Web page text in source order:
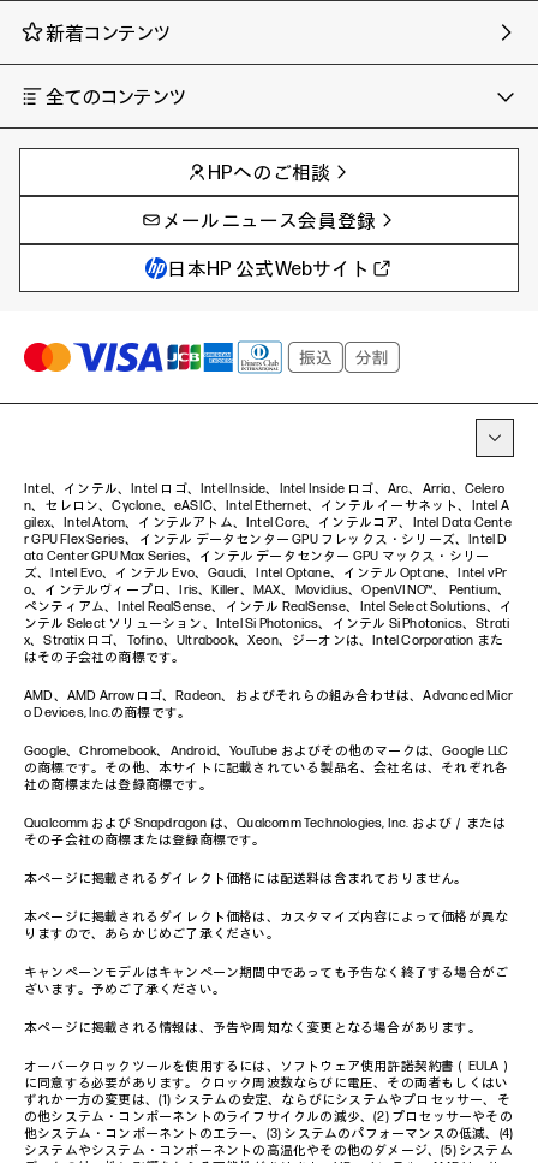
新着コンテンツ
全てのコンテンツ
AIの進化と活用事例
製品トレンド & レビュー
サイバーセキュリティ
教育とテクノロジー
ハイブリッドワーク
プリンター
事例
イベントレポート
AI PC
AIワークステーション
Poly
WXP（DEXツール）
タグ一覧
HPへのご相談
メールニュース会員登録
日本HP 公式Webサイト
Intel、インテル、Intel ロゴ、Intel Inside、Intel Inside ロゴ、Arc、Arria、Celero
n、セレロン、Cyclone、eASIC、Intel Ethernet、インテル イーサネット、Intel A
gilex、Intel Atom、インテルアトム、Intel Core、インテルコア、Intel Data Cente
r GPU Flex Series、インテル データセンター GPU フレックス・シリーズ、Intel D
ata Center GPU Max Series、インテル データセンター GPU マックス・シリー
ズ、Intel Evo、インテル Evo、Gaudi、Intel Optane、インテル Optane、Intel vPr
o、インテルヴィープロ、Iris、Killer、MAX、Movidius、OpenVINO™、 Pentium、
ペンティアム、Intel RealSense、インテル RealSense、Intel Select Solutions、イ
ンテル Select ソリューション、Intel Si Photonics、インテル Si Photonics、Strati
x、Stratix ロゴ、Tofino、Ultrabook、Xeon、ジーオンは、Intel Corporation また
はその子会社の商標です。
AMD、AMD Arrowロゴ、Radeon、およびそれらの組み合わせは、Advanced Micr
o Devices, Inc.の商標です。
Google、Chromebook、Android、YouTube およびその他のマークは、Google LLC
の商標です。その他、本サイトに記載されている製品名、会社名は、それぞれ各
社の商標または登録商標です。
Qualcomm および Snapdragon は、Qualcomm Technologies, Inc. および／または
その子会社の商標または登録商標です。
本ページに掲載されるダイレクト価格には配送料は含まれておりません。
本ページに掲載されるダイレクト価格は、カスタマイズ内容によって価格が異な
りますので、あらかじめご了承ください。
キャンペーンモデルはキャンペーン期間中であっても予告なく終了する場合がご
ざいます。予めご了承ください。
本ページに掲載される情報は、予告や周知なく変更となる場合があります。
オーバークロックツールを使用するには、ソフトウェア使用許諾契約書（EULA）
に同意する必要があります。クロック周波数ならびに電圧、その両者もしくはい
ずれか一方の変更は、(1) システムの安定、ならびにシステムやプロセッサー、そ
の他システム・コンポーネントのライフサイクルの減少、(2) プロセッサーやその
他システム・コンポーネントのエラー、(3) システムのパフォーマンスの低減、(4)
システムやシステム・コンポーネントの高温化やその他のダメージ、(5) システム